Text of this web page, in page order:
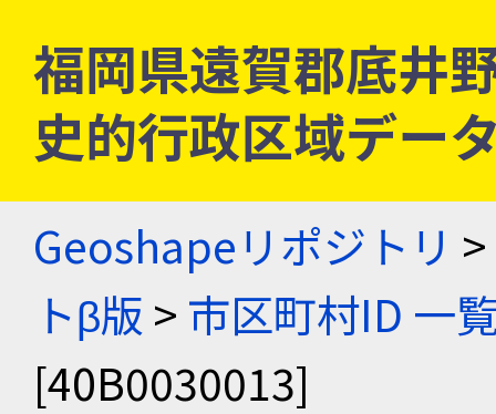
福岡県遠賀郡底井
史的行政区域デー
Geoshapeリポジトリ >
トβ版 > 市区町村ID 一
[40B0030013]